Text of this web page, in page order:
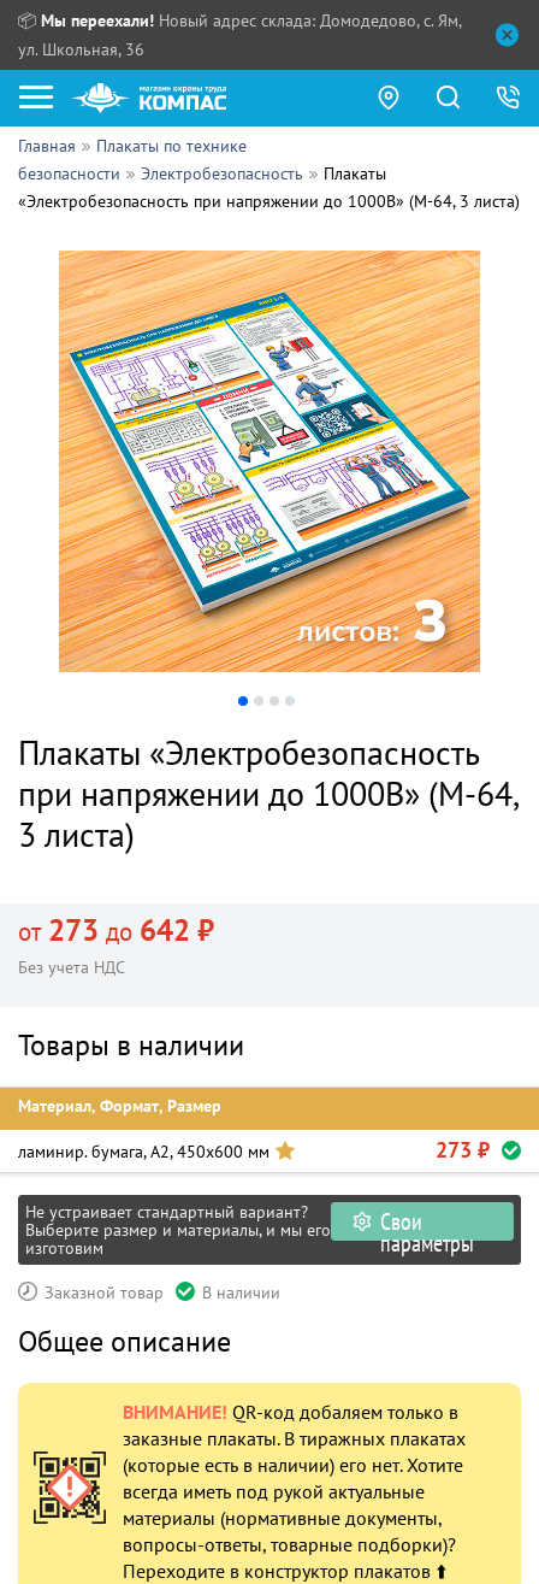
📦 Мы переехали! Новый адрес склада: Домодедово, с. Ям,
ул. Школьная, 36
Как купить?
Прайс-листы
Сотрудничество
Партнерам
Поставщикам
Обзоры
Контакты
ПН - ЧТ:
ПТ:
СБ, ВС:
Выдача продукции:
Главная
Плакаты по технике
безопасности
Электробезопасность
Плакаты
«Электробезопасность при напряжении до 1000В» (М-64, 3 листа)
Плакаты «Электробезопасность
при напряжении до 1000В» (М-64,
3 листа)
от273 до 642 ₽
Без учета НДС
Товары в наличии
Материал, Формат, Размер
ламинир. бумага, А2, 450х600 мм 273 ₽
Не устраивает стандартный вариант?
Выберите размер и материалы, и мы его
изготовим
Свои
параметры
Заказной товар В наличии
Общее описание
ВНИМАНИЕ! QR-код добаляем только в
заказные плакаты. В тиражных плакатах
(которые есть в наличии) его нет. Хотите
всегда иметь под рукой актуальные
материалы (нормативные документы,
вопросы-ответы, товарные подборки)?
Переходите в конструктор плакатов ⬆️